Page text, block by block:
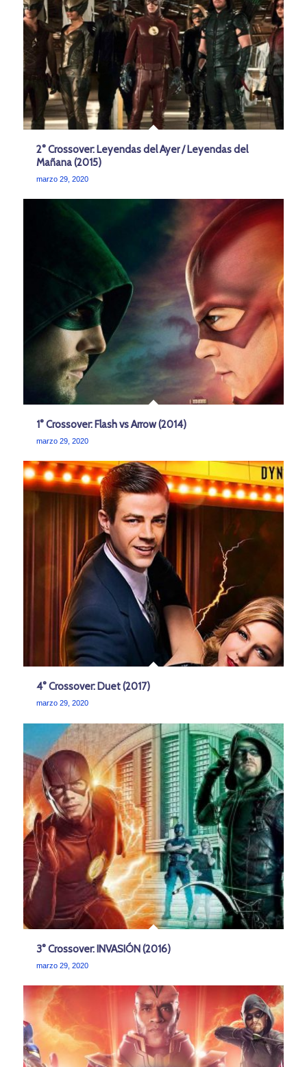
2° Crossover: Leyendas del Ayer / Leyendas del
Mañana (2015)
marzo 29, 2020
1° Crossover: Flash vs Arrow (2014)
marzo 29, 2020
4° Crossover: Duet (2017)
marzo 29, 2020
3° Crossover: INVASIÓN (2016)
marzo 29, 2020